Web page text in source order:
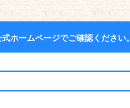
ホームページでご確認ください。